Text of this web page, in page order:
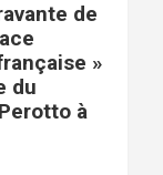
de
»
du
à